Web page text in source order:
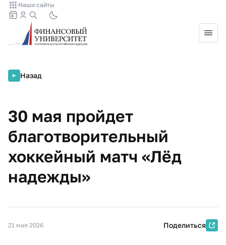
Наши сайты
Назад
30 мая пройдет
благотворительный
хоккейный матч «Лёд
надежды»
21 мая 2026 Поделиться